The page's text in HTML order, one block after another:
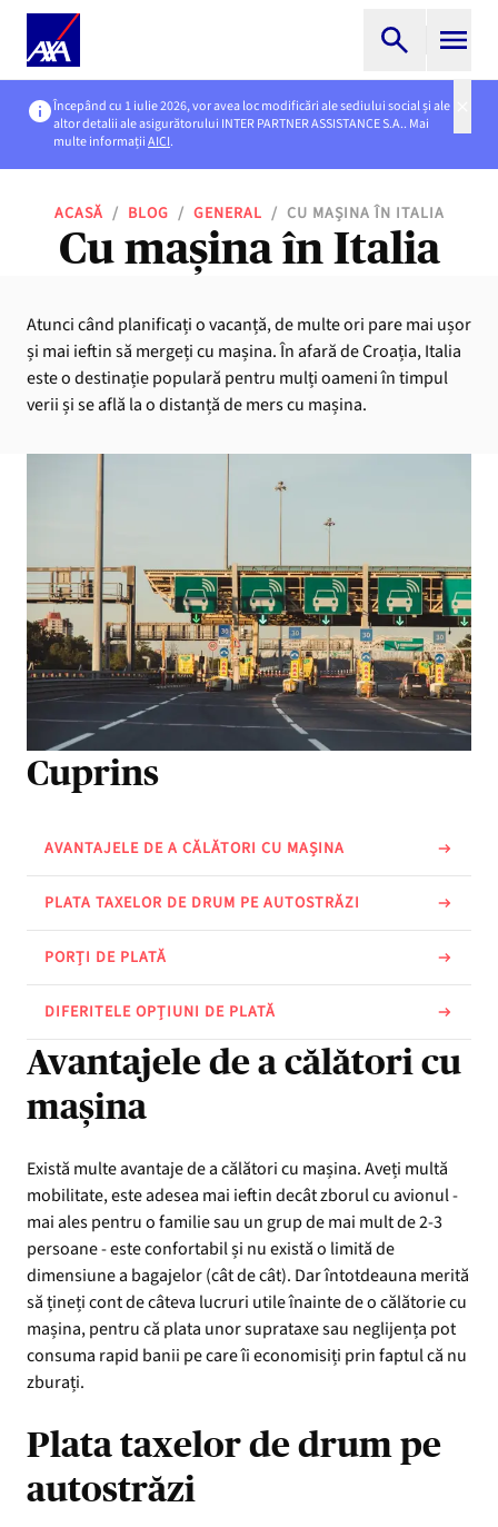
Începând cu 1 iulie 2026, vor avea loc modificări ale sediului social și ale
altor detalii ale asigurătorului INTER PARTNER ASSISTANCE S.A.. Mai
multe informațiiAICI.
ACASĂ / BLOG / GENERAL / CU MAȘINA ÎN ITALIA
Cu mașina în Italia
Atunci când planificați o vacanță, de multe ori pare mai ușor
și mai ieftin să mergeți cu mașina. În afară de Croația, Italia
este o destinație populară pentru mulți oameni în timpul
verii și se află la o distanță de mers cu mașina.
Cuprins
AVANTAJELE DE A CĂLĂTORI CU MAȘINA
PLATA TAXELOR DE DRUM PE AUTOSTRĂZI
PORȚI DE PLATĂ
DIFERITELE OPȚIUNI DE PLATĂ
Avantajele de a călători cu
mașina
Există multe avantaje de a călători cu mașina. Aveți multă
mobilitate, este adesea mai ieftin decât zborul cu avionul -
mai ales pentru o familie sau un grup de mai mult de 2-3
persoane - este confortabil și nu există o limită de
dimensiune a bagajelor (cât de cât). Dar întotdeauna merită
să țineți cont de câteva lucruri utile înainte de o călătorie cu
mașina, pentru că plata unor suprataxe sau neglijența pot
consuma rapid banii pe care îi economisiți prin faptul că nu
zburați.
Plata taxelor de drum pe
autostrăzi